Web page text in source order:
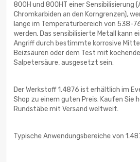
800H und 800HT einer Sensibilisierung
Chromkarbiden an den Korngrenzen),
lange im Temperaturbereich von 538-
werden. Das sensibilisierte Metall kann
Angriff durch bestimmte korrosive
Beizsäuren oder dem Test mit
Salpetersäure, ausgesetzt sein.
Der Werkstoff 1.4876 ist erhältlich im
Shop zu einem guten Preis. Kaufen Sie
Rundstäbe mit Versand weltweit.
Typische Anwendungsbereiche von